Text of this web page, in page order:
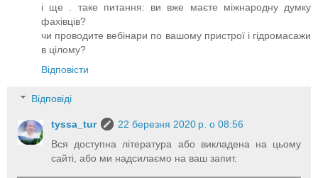
і ще . таке питання: ви вже маєте міжнародну думку
фахівців?
чи проводите вебінари по вашому пристрої і гідромасажи
в цілому?
Відповісти
Відповіді
tyssa_tur
22 березня 2020 р. о 08:56
Вся доступна література або викладена на цьому
сайті, або ми надсилаємо на ваш запит.